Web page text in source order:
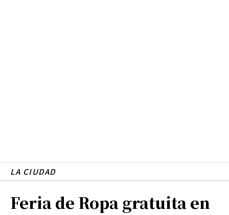
LA CIUDAD
Feria de Ropa gratuita en